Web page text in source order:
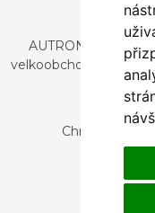
AUTRONIC, s.r.o. je
velkoobchodním
Chrustenice
Nová